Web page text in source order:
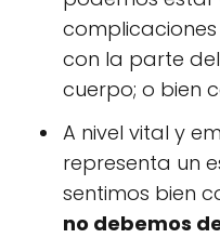
con la parte del
cuerpo; o bien
A nivel vital y
representa un
sentimos bien
no debemos